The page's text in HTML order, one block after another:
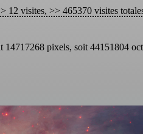
12 visites, >> 465370 visites
14717268 pixels, soit 44151804